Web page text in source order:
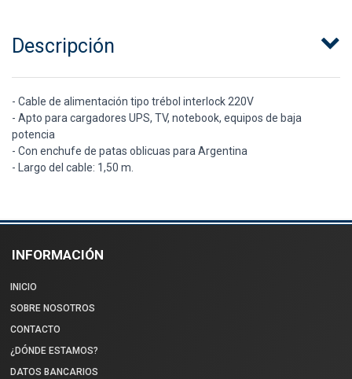
Descripción
- Cable de alimentación tipo trébol interlock 220V
- Apto para cargadores UPS, TV, notebook, equipos de baja
potencia
- Con enchufe de patas oblicuas para Argentina
- Largo del cable: 1,50 m.
INFORMACIÓN
INICIO
SOBRE NOSOTROS
CONTACTO
¿DÓNDE ESTAMOS?
DATOS BANCARIOS